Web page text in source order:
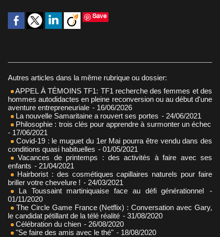
Save
Autres articles dans la même rubrique ou dossier:
APPEL À TÉMOINS TF1: TF1 recherche des femmes et des
hommes autodidactes en pleine reconversion ou au début d'une
aventure entrepreneuriale - 16/06/2026
La nouvelle Samaritaine a rouvert ses portes - 24/06/2021
Philosophie : trois clés pour apprendre à surmonter un échec
- 17/06/2021
Covid-19 : le muguet du 1er Mai pourra être vendu dans des
conditions quasi habituelles - 01/05/2021
Vacances de printemps : des activités à faire avec ses
enfants - 21/04/2021
Hairborist : des cosmétiques capillaires naturels pour faire
briller votre chevelure ! - 24/03/2021
La Toussaint martiniquaise face au défi générationnel
-
01/11/2020
The Circle Game France (Netflix) : Conversation avec Gary,
le candidat pétillant de la télé réalité - 31/08/2020
Célébration du chien - 26/08/2020
"Se faire des amis avec le thé" - 18/08/2020